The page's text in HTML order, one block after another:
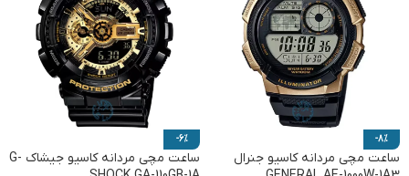
-8%
ساعت مچی مردانه کاسیو جنرال
-6%
ساعت مچی مردانه کاسیو جیشاک G-